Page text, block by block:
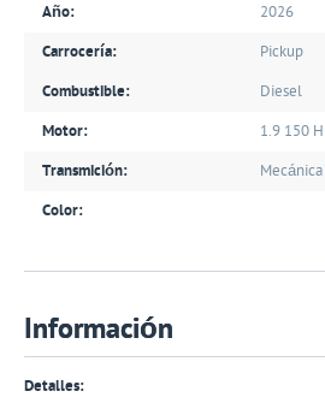
Año: 2026
Carrocería: Pickup
Combustible: Diesel
Motor: 1.9 150
Transmición: Mecánica
Color:
Información
Detalles: